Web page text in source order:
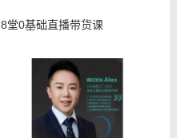
8堂0基础直播带货课